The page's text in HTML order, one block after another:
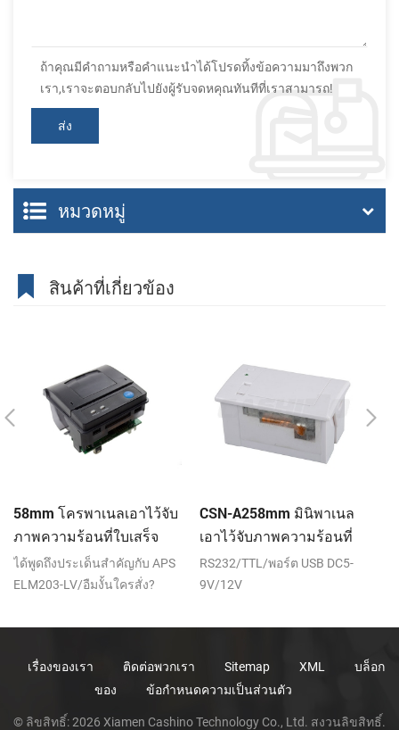
ถ้าคุณมีคำถามหรือคำแนะนำได้โปรดทิ้งข้อความมาถึงพวก
เรา,เราจะตอบกลับไปยังผู้รับจดหคุณทันทีที่เราสามารถ!
หมวดหมู่
สินค้าที่เกี่ยวข้อง
58mm โครพาเนลเอาไว้จับ
ภาพความร้อนที่ใบเสร็จ
ของเครื่องพิมพ์ CSN-A1K
ได้พูดถึงประเด็นสำคัญกับ APS
ELM203-LV/อืมงั้นใครสั่ง?
CSN-A258mm มินิพาเนล
เอาไว้จับภาพความร้อนที่
ใบเสร็จของเครื่องพิมพ์
RS232/TTL/พอร์ต USB DC5-
9V/12V
เรื่องของเรา ติดต่อพวกเรา Sitemap XML
บล็อก
ของ
ข้อกำหนดความเป็นส่วนตัว
© ลิขสิทธิ์: 2026 Xiamen Cashino Technology Co., Ltd. สงวนลิขสิทธิ์.